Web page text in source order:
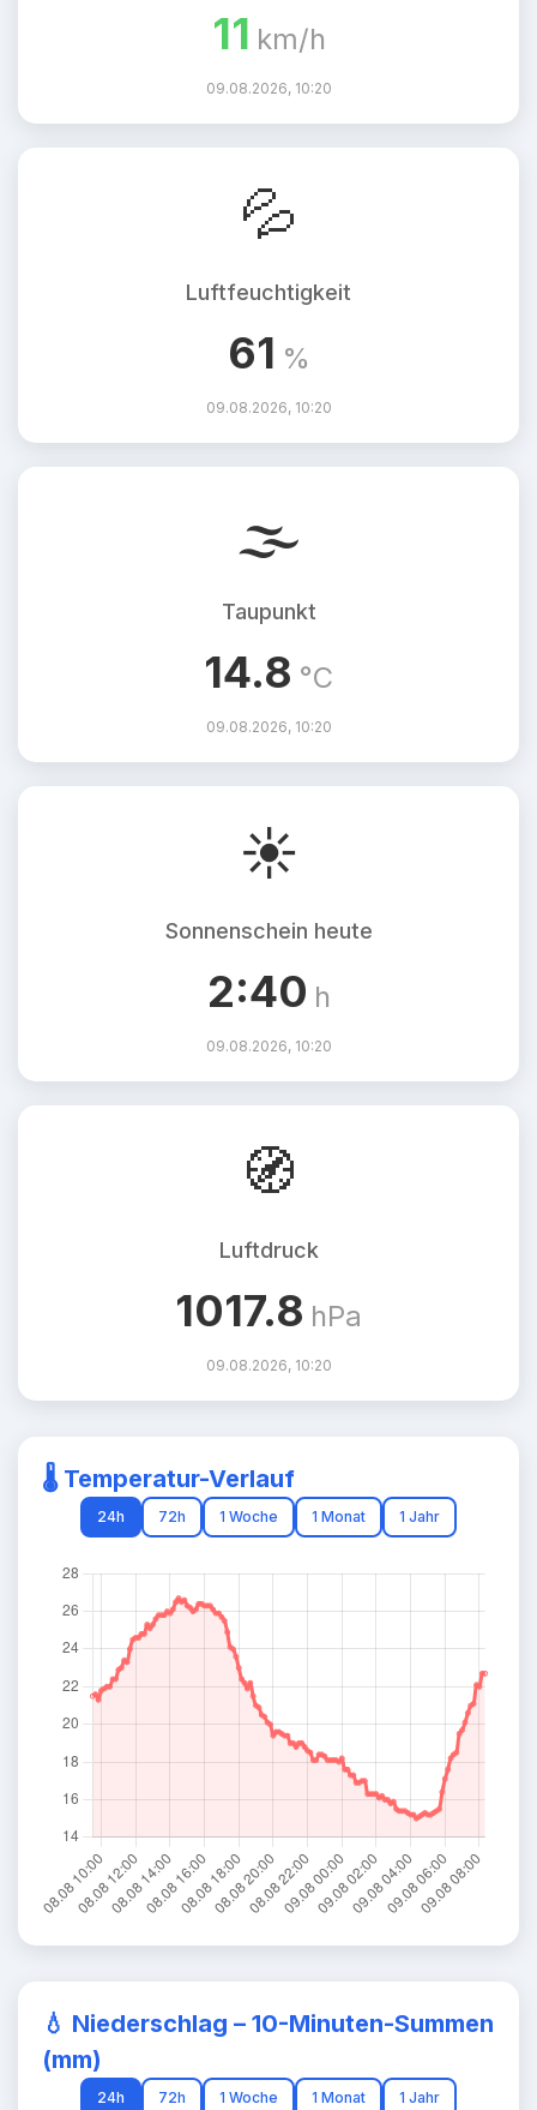
11 km/h
09.08.2026, 10:20
💦
Luftfeuchtigkeit
61 %
09.08.2026, 10:20
🌫️
Taupunkt
14.8 °C
09.08.2026, 10:20
☀️
Sonnenschein heute
2:40 h
09.08.2026, 10:20
🧭
Luftdruck
1017.8 hPa
09.08.2026, 10:20
🌡️ Temperatur-Verlauf
24h 72h 1 Woche 1 Monat 1 Jahr
💧 Niederschlag – 10-Minuten-Summen
(mm)
24h 72h 1 Woche 1 Monat 1 Jahr